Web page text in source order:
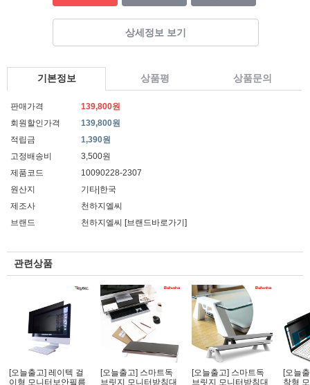
상세정보 보기
기본정보 상품평 상품문의
판매가격
139,800원
회원할인가격
139,800원
적립금
1,390원
고정배송비
3,500원
제품코드
10090228-2307
원산지
기타|한국
제조사
천하지엘씨
브랜드
천하지엘씨 [브랜드바로가기]
관련상품
[오늘출고] 레이텍 걸
이형 모니터보안필름
[오늘출고] 스마트독
브릿지 모니터받침대
[오늘출고] 스마트독
브릿지 모니터받침대
[오늘
착형